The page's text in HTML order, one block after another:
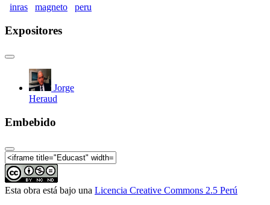
inras magneto peru
Expositores
Jorge
Heraud
Embebido
Esta obra está bajo una Licencia Creative Commons 2.5 Perú